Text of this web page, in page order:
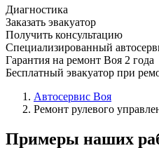
Диагностика
Заказать эвакуатор
Получить консультацию
Специализированный
Гарантия на ремонт Воя 2 года
Бесплатный эвакуатор при
Автосервис Воя
Ремонт рулевого
Примеры наших